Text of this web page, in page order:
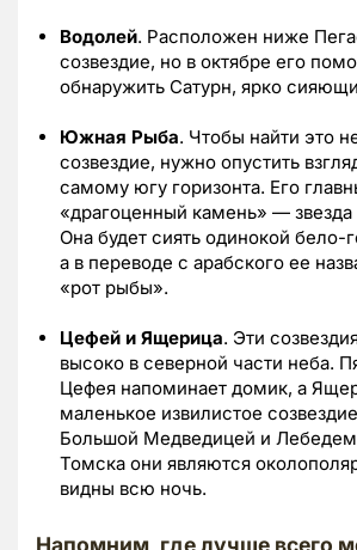
Водолей. Расположен ниже
созвездие, но в октябре его
обнаружить Сатурн, ярко
Южная Рыба. Чтобы найти это
созвездие, нужно опустить
самому югу горизонта. Его
«драгоценный камень» — звезда
Она будет сиять одинокой бело-
а в переводе с арабского ее
«рот рыбы».
Цефей и Ящерица. Эти
высоко в северной части неба.
Цефея напоминает домик, а
маленькое извилистое
Большой Медведицей и
Томска они являются
видны всю ночь.